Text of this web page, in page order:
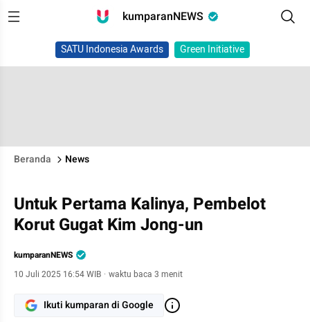
kumparanNEWS
SATU Indonesia Awards Green Initiative
Beranda News
Untuk Pertama Kalinya, Pembelot
Korut Gugat Kim Jong-un
kumparanNEWS
10 Juli 2025 16:54 WIB · waktu baca 3 menit
Ikuti kumparan di Google